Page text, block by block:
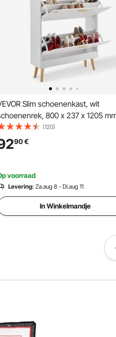
Slim schoenenkast, wit
800 x 237 x 1205
met 2 kleppen +
schoenenkast met een
van 68 kg,
buiten
(120)
90€
voorraad
Levering: Za.aug 8 - Di.aug 11
In Winkelmandje